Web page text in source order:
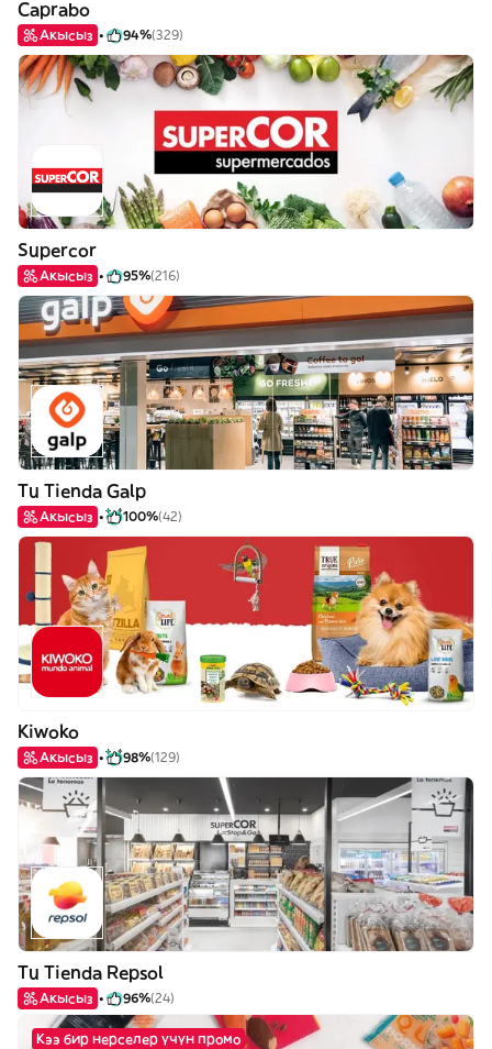
Caprabo
Акысыз 94%(329)
Supercor
Акысыз 95%(216)
Tu Tienda Galp
Акысыз 100%(42)
Kiwoko
Акысыз 98%(129)
Tu Tienda Repsol
Акысыз 96%(24)
Кээ бир нерселер үчүн промо